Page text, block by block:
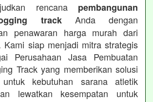
rencana pembangunan
trackAnda dengan
penawaran harga murah dari
Kami siap menjadi mitra strategis
Perusahaan Jasa Pembuatan
Track yang memberikan solusi
untuk kebutuhan sarana atletik
lewatkan kesempatan untuk